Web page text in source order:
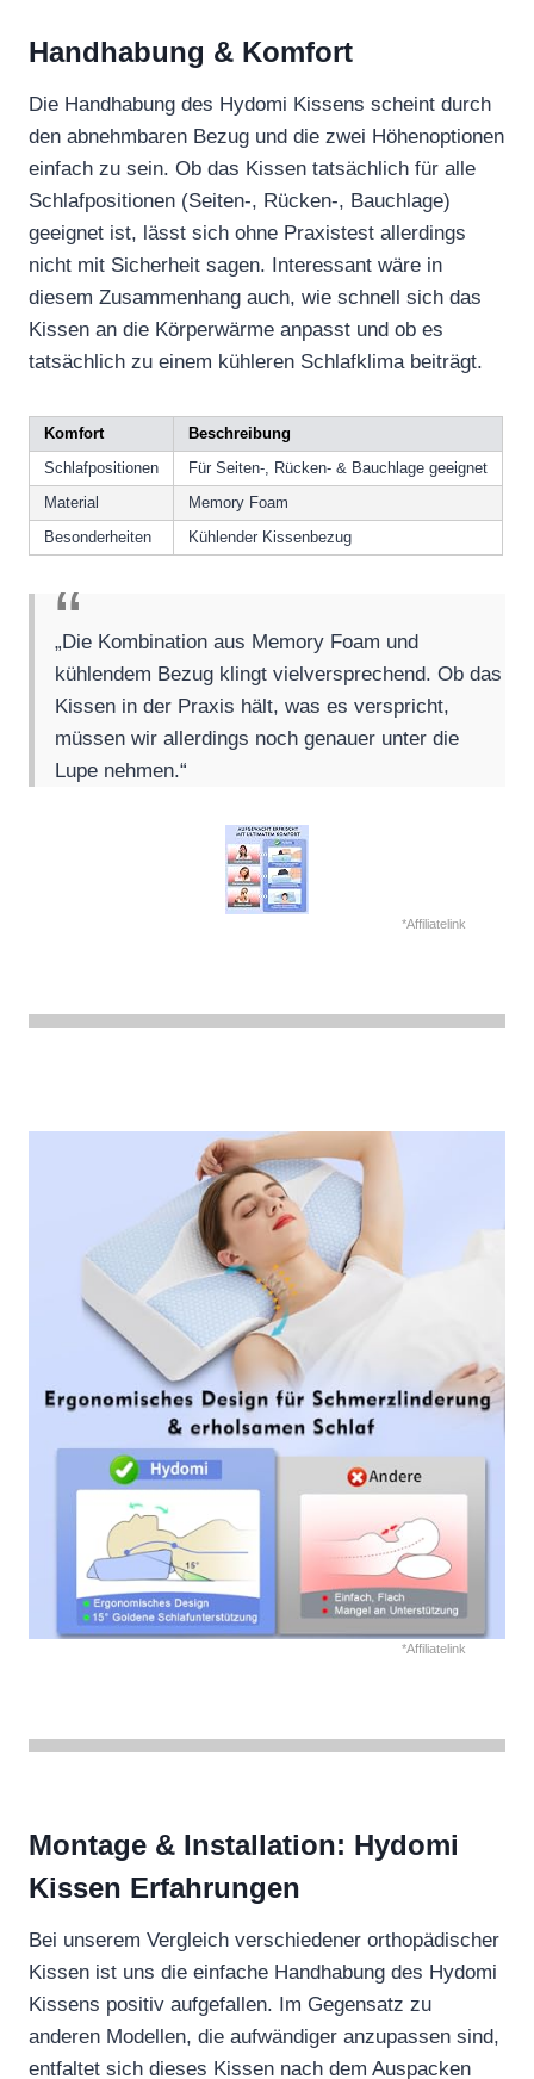
Handhabung & Komfort
Die Handhabung des Hydomi Kissens scheint durch
den abnehmbaren Bezug und die zwei Höhenoptionen
einfach zu sein. Ob das Kissen tatsächlich für alle
Schlafpositionen (Seiten-, Rücken-, Bauchlage)
geeignet ist, lässt sich ohne Praxistest allerdings
nicht mit Sicherheit sagen. Interessant wäre in
diesem Zusammenhang auch, wie schnell sich das
Kissen an die Körperwärme anpasst und ob es
tatsächlich zu einem kühleren Schlafklima beiträgt.
Komfort
Beschreibung
Schlafpositionen
Für Seiten-, Rücken- & Bauchlage geeignet
Material
Memory Foam
Besonderheiten
Kühlender Kissenbezug
„Die Kombination aus Memory Foam und
kühlendem Bezug klingt vielversprechend. Ob das
Kissen in der Praxis hält, was es verspricht,
müssen wir allerdings noch genauer unter die
Lupe nehmen.“
*Affiliatelink
*Affiliatelink
Montage & Installation: Hydomi
Kissen Erfahrungen
Bei unserem Vergleich verschiedener orthopädischer
Kissen ist uns die einfache Handhabung des Hydomi
Kissens positiv aufgefallen. Im Gegensatz zu
anderen Modellen, die aufwändiger anzupassen sind,
entfaltet sich dieses Kissen nach dem Auspacken